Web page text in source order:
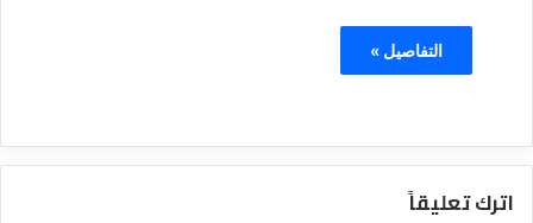
التفاصيل »
اترك تعليقاً